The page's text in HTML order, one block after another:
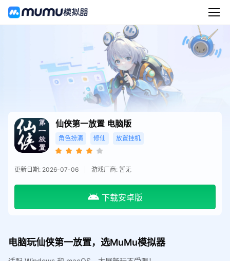
仙侠第一放置 电脑版
角色扮演 修仙 放置挂机
更新日期: 2026-07-06 游戏厂商: 暂无
下载安卓版
电脑玩仙侠第一放置，选MuMu模拟器